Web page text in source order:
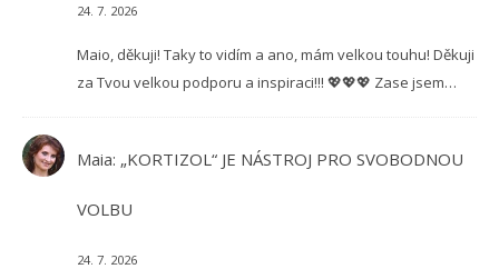
24. 7. 2026
Maio, děkuji! Taky to vidím a ano, mám velkou touhu! Děkuji
za Tvou velkou podporu a inspiraci!!! 💖💖💖 Zase jsem…
Maia: „KORTIZOL“ JE NÁSTROJ PRO SVOBODNOU
VOLBU
24. 7. 2026